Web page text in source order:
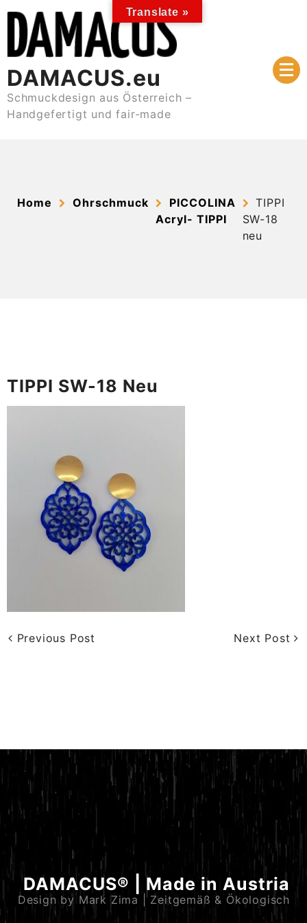
content
DAMACUS.eu
Schmuckdesign aus Österreich –
Handgefertigt und fair-made
Home Ohrschmuck
PICCOLINA
Acryl- TIPPI
TIPPI
SW-18
neu
TIPPI SW-18 Neu
Previous Post Next Post
DAMACUS® | Made in Austria
Design by Mark Zima | Zeitgemäß & Ökologisch
Translate »